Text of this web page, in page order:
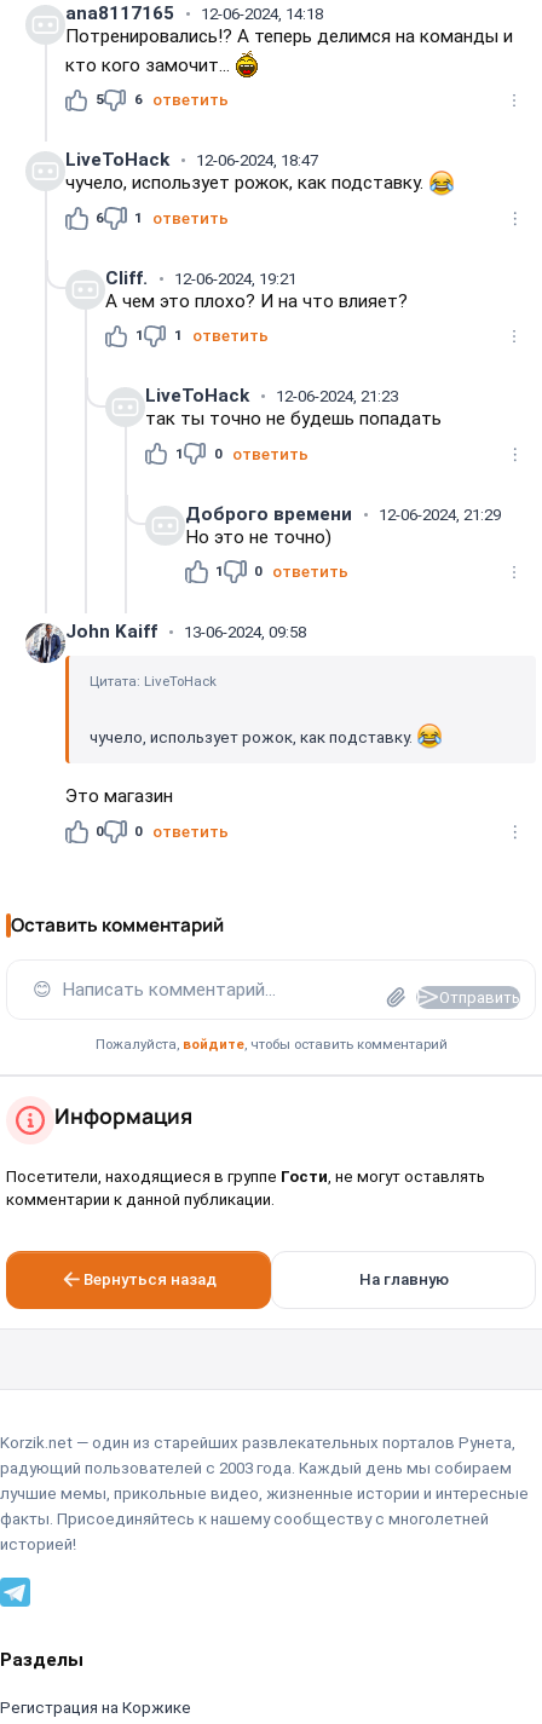
ana8117165 12-06-2024, 14:18
Потренировались!? А теперь делимся на команды и
кто кого замочит...
5 6 ответить
LiveToHack 12-06-2024, 18:47
чучело, использует рожок, как подставку.
6 1 ответить
Cliff. 12-06-2024, 19:21
А чем это плохо? И на что влияет?
1 1 ответить
LiveToHack 12-06-2024, 21:23
так ты точно не будешь попадать
1 0 ответить
Доброго времени 12-06-2024, 21:29
Но это не точно)
1 0 ответить
John Kaiff 13-06-2024, 09:58
Цитата: LiveToHack
чучело, использует рожок, как подставку.
Это магазин
0 0 ответить
Оставить комментарий
😊 Написать комментарий... Отправить
Пожалуйста, войдите, чтобы оставить комментарий
Информация
Посетители, находящиеся в группе Гости , не могут оставлять
комментарии к данной публикации.
Вернуться назад На главную
Korzik.net — один из старейших развлекательных порталов Рунета,
радующий пользователей с 2003 года. Каждый день мы собираем
лучшие мемы, прикольные видео, жизненные истории и интересные
факты. Присоединяйтесь к нашему сообществу с многолетней
историей!
Разделы
Регистрация на Коржике